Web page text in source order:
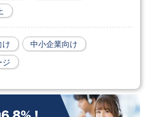
け
中小企業向け
ジ